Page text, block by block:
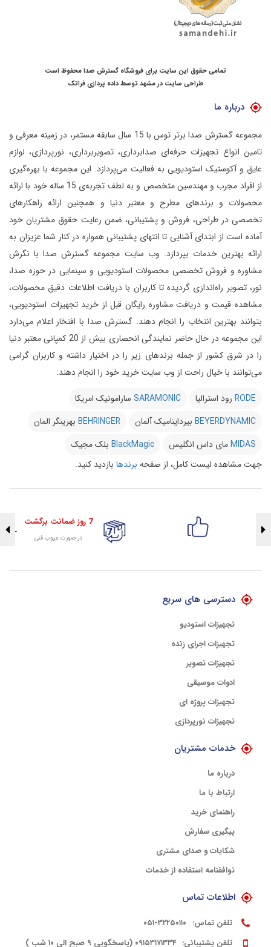
تمامی حقوق این سایت برای فروشگاه گسترش صدا محفوظ است
طراحی سایت در مشهد توسطداده پردازی فراتک
درباره ما
مجموعه گسترش صدا برتر توس با 15 سال سابقه مستمر، در زمینه معرفی و
تامین انواع تجهیزات حرفه‌ای صدابرداری، تصویربرداری، نورپردازی، لوازم
عایق و آکوستیک استودیویی به فعالیت می‌پردازد. این مجموعه با بهره‌گیری
از افراد مجرب و مهندسین متخصص و به لطف تجربه‌ی 15 ساله خود با ارائه
محصولات و برندهای مطرح و معتبر دنیا و همچنین ارائه راهکارهای
تخصصی در طراحی، فروش و پشتیبانی، ضمن رعایت حقوق مشتریان خود
آماده است از ابتدای آشنایی تا انتهای پشتیبانی همواره در کنار شما عزیزان به
ارائه بهترین خدمات بپردازد. وب سایت مجموعه گسترش صدا با نگرش
مشاوره و فروش تخصصی محصولات استودیویی و سینمایی در حوزه صدا،
نور، تصویر راه‌اندازی گردیده تا کاربران با دریافت اطلاعات دقیق محصولات،
مشاهده قیمت و دریافت مشاوره رایگان قبل از خرید تجهیزات استودیویی،
بتوانند بهترین انتخاب را انجام دهند. گسترش صدا با افتخار اعلام می‌دارد
این مجموعه در حال حاضر نمایندگی انحصاری بیش از 20 کمپانی معتبر دنیا
را در شرق کشور از جمله برندهای زیر را در اختیار داشته و کاربران گرامی
می‌توانند با خیال راحت از وب سایت خرید خود را انجام دهند:
RODE رود استرالیا SARAMONIC سارامونیک امریکا
BEYERDYNAMIC بیرداینامیک آلمان BEHRINGER بهرینگر المان
MIDASمای داس انگلیس BlackMagic بلک مجیک
جهت مشاهده لیست کامل، از صفحه برندها بازدید کنید.
7 روز ضمانت برگشت
در صورت عیوب فنی
دسترسی های سریع
تجهیزات استودیو
تجهیزات اجرای زنده
تجهیزات تصویر
ادوات موسیقی
تجهیزات پروژه ای
تجهیزات نورپردازی
خدمات مشتریان
درباره ما
ارتباط با ما
راهنمای خرید
پیگیری سفارش
شکایات و صدای مشتری
توافقنامه استفاده از خدمات
اطلاعات تماس
تلفن تماس: ۳۲۲۵۰۱۱۰-۰۵۱
تلفن پشتیبانی: ۰۹۱۵۳۱۷۱۳۳۴ (پاسخگویی ۹ صبح الی ۱۰ شب )